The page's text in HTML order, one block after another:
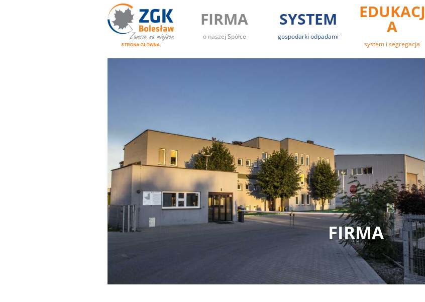
FIRMA
o naszej Spółce
SYSTEM
gospodarki odpadami
EDUKACJ
A
system i segregacja
FIRMA